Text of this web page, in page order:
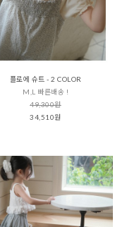
플로에 슈트 - 2 COLOR
M,L 빠른배송 !
49,300원
34,510원